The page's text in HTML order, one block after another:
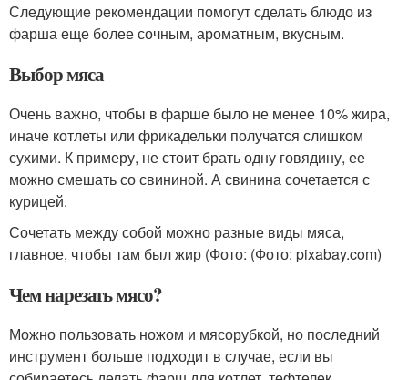
Следующие рекомендации помогут сделать блюдо из
фарша еще более сочным, ароматным, вкусным.
Выбор мяса
Очень важно, чтобы в фарше было не менее 10% жира,
иначе котлеты или фрикадельки получатся слишком
сухими. К примеру, не стоит брать одну говядину, ее
можно смешать со свининой. А свинина сочетается с
курицей.
Сочетать между собой можно разные виды мяса,
главное, чтобы там был жир (Фото: (Фото: pixabay.com)
Чем нарезать мясо?
Можно пользовать ножом и мясорубкой, но последний
инструмент больше подходит в случае, если вы